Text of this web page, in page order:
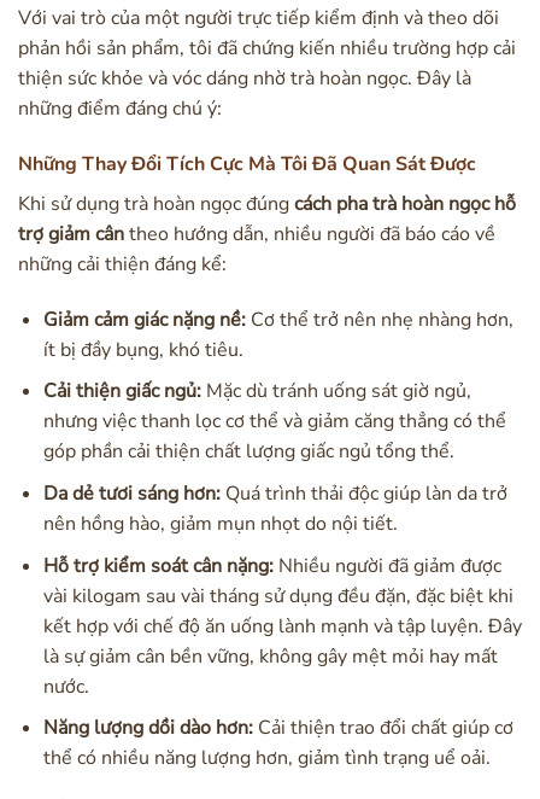
Với vai trò của một người trực tiếp kiểm định và theo dõi
phản hồi sản phẩm, tôi đã chứng kiến nhiều trường hợp cải
thiện sức khỏe và vóc dáng nhờ trà hoàn ngọc. Đây là
những điểm đáng chú ý:
Những Thay Đổi Tích Cực Mà Tôi Đã Quan Sát Được
Khi sử dụng trà hoàn ngọc đúngcách pha trà hoàn ngọc hỗ
trợ giảm cântheo hướng dẫn, nhiều người đã báo cáo về
những cải thiện đáng kể:
Giảm cảm giác nặng nề:Cơ thể trở nên nhẹ nhàng hơn,
ít bị đầy bụng, khó tiêu.
Cải thiện giấc ngủ:Mặc dù tránh uống sát giờ ngủ,
nhưng việc thanh lọc cơ thể và giảm căng thẳng có thể
góp phần cải thiện chất lượng giấc ngủ tổng thể.
Da dẻ tươi sáng hơn:Quá trình thải độc giúp làn da trở
nên hồng hào, giảm mụn nhọt do nội tiết.
Hỗ trợ kiểm soát cân nặng:Nhiều người đã giảm được
vài kilogam sau vài tháng sử dụng đều đặn, đặc biệt khi
kết hợp với chế độ ăn uống lành mạnh và tập luyện. Đây
là sự giảm cân bền vững, không gây mệt mỏi hay mất
nước.
Năng lượng dồi dào hơn:Cải thiện trao đổi chất giúp cơ
thể có nhiều năng lượng hơn, giảm tình trạng uể oải.